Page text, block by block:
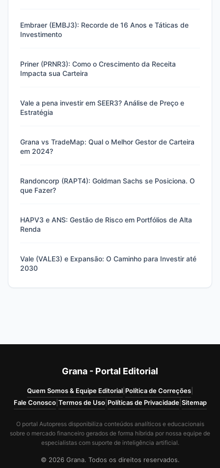
Embraer (EMBJ3): Recorde de 16 Anos e Táticas de
Investimento
Priner (PRNR3): Como o Crescimento da Receita
Impacta sua Carteira
Vale a pena investir em SEER3? Análise de Preço e
Estratégia
Grana vs TradeMap: Qual o Melhor Gestor de Carteira
em 2024?
Randoncorp (RAPT4): Goldman Sachs se Posiciona. O
que Fazer?
HAPV3 e ANS: Gestão de Risco em Portfólios de Alta
Renda
Vale (VALE3) e Expansão: O Caminho para Investir até
2030
Grana - Portal Editorial
Quem Somos & Equipe Editorial| Política de Correções|
Fale Conosco| Termos de Uso| Políticas de Privacidade| Sitemap
O portal Autopress disponibiliza conteúdos analíticos e educacionais
sobre o mercado financeiro gerados de forma híbrida por nossa equipe de
especialistas com suporte de inteligência artificial.
© 2026 Grana. Todos os direitos reservados.